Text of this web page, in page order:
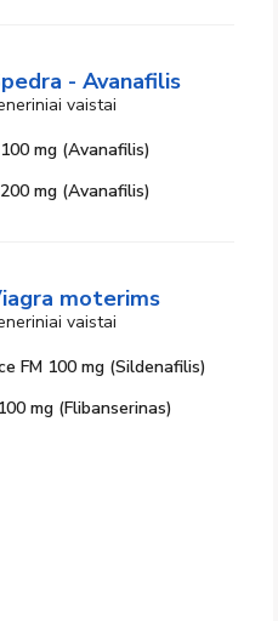
- Avanafilis
vaistai
mg (Avanafilis)
mg (Avanafilis)
moterims
vaistai
FM 100 mg (Sildenafilis)
mg (Flibanserinas)